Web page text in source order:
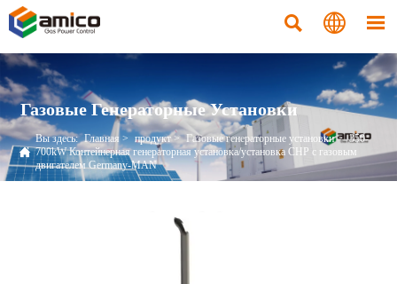
  
Газовые Генераторные Установки

Вы здесь: Главная > продукт > Газовые генераторные установки> 350-
700kW Контейнерная генераторная установка/установка CHP с газовым
двигателем Germany-MAN